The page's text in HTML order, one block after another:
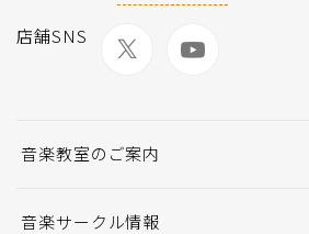
店舗SNS
音楽教室のご案内
音楽サークル情報